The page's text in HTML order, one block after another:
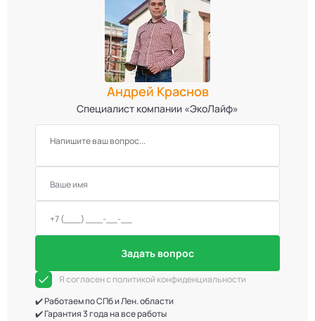
Андрей Краснов
Специалист компании «ЭкоЛайф»
Задать вопрос
Я согласен с политикой конфиденциальности
✔️ Работаем по СПб и Лен. области
✔️ Гарантия 3 года на все работы